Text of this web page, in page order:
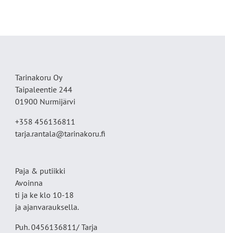
Tarinakoru Oy
Taipaleentie 244
01900 Nurmijärvi
+358 456136811
tarja.rantala@tarinakoru.fi
Paja & putiikki
Avoinna
ti ja ke klo 10-18
ja ajanvarauksella.
Puh. 0456136811/ Tarja